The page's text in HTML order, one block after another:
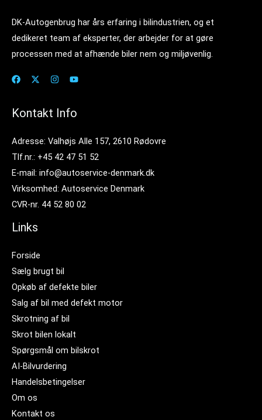
DK-Autogenbrug har års erfaring i bilindustrien, og et
dedikeret team af eksperter, der arbejder for at gøre
processen med at afhænde biler nem og miljøvenlig.
Kontakt Info
Adresse: Valhøjs Alle 157, 2610 Rødovre
Tlf.nr.: +45 42 47 51 52
E-mail: info@autoservice-denmark.dk
Virksomhed: Autoservice Denmark
CVR-nr. 44 52 80 02
Links
Forside
Sælg brugt bil
Opkøb af defekte biler
Salg af bil med defekt motor
Skrotning af bil
Skrot bilen lokalt
Spørgsmål om bilskrot
AI-Bilvurdering
Handelsbetingelser
Om os
Kontakt os